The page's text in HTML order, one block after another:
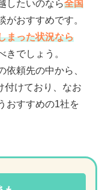
したいのなら全国
がおすすめです。
まった状況なら
きでしょう。
依頼先の中から、
付けており、なお
おすすめの1社を